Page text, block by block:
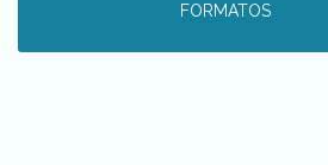
FORMATOS